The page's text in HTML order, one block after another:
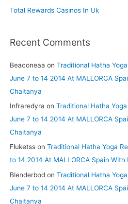
Total Rewards Casinos In Uk
Recent Comments
Beaconeaa on Traditional Hatha
June 7 to 14 2014 At MALLORCA
Chaitanya
Infraredyra on Traditional Hatha
June 7 to 14 2014 At MALLORCA
Chaitanya
Fluketss on Traditional Hatha Yoga
to 14 2014 At MALLORCA Spain
Blenderbod on Traditional Hatha
June 7 to 14 2014 At MALLORCA
Chaitanya